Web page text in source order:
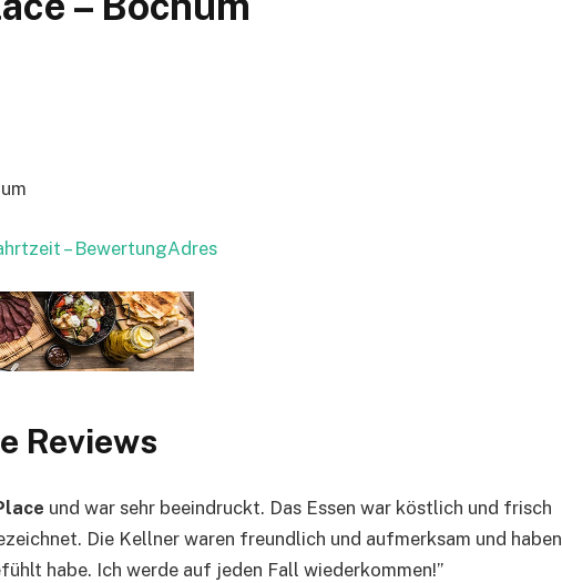
– BewertungAdres
Reviews
und war sehr beeindruckt. Das Essen war köstlich und frisch
Die Kellner waren freundlich und aufmerksam und haben
habe. Ich werde auf jeden Fall wiederkommen!”